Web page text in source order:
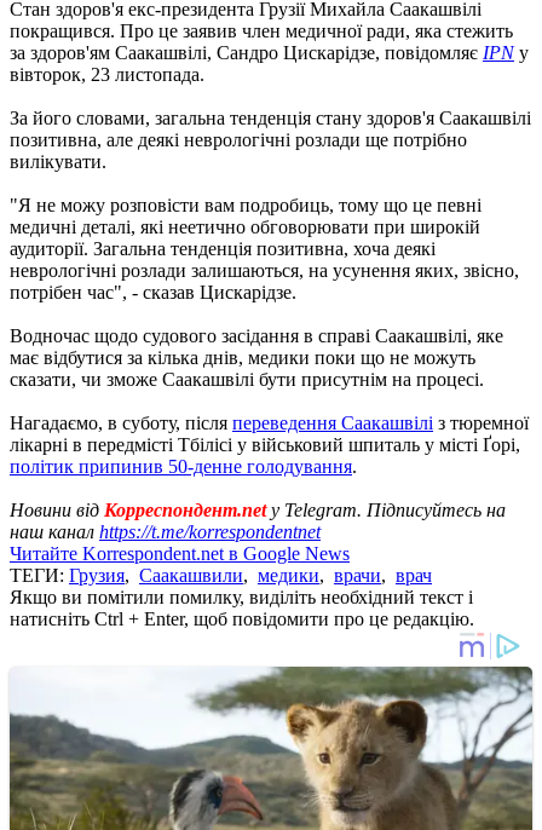
Стан здоров'я екс-президента Грузії Михайла Саакашвілі
покращився. Про це заявив член медичної ради, яка стежить
за здоров'ям Саакашвілі, Сандро Цискарідзе, повідомляє IPNу
вівторок, 23 листопада.
За його словами, загальна тенденція стану здоров'я Саакашвілі
позитивна, але деякі неврологічні розлади ще потрібно
вилікувати.
"Я не можу розповісти вам подробиць, тому що це певні
медичні деталі, які неетично обговорювати при широкій
аудиторії. Загальна тенденція позитивна, хоча деякі
неврологічні розлади залишаються, на усунення яких, звісно, ​​
потрібен час", - сказав Цискарідзе.
Водночас щодо судового засідання в справі Саакашвілі, яке
має відбутися за кілька днів, медики поки що не можуть
сказати, чи зможе Саакашвілі бути присутнім на процесі.
Нагадаємо, в суботу, після переведення Саакашвілі з тюремної
лікарні в передмісті Тбілісі у військовий шпиталь у місті Ґорі,
політик припинив 50-денне голодування.
Новини від Корреспондент.netу Telegram. Підписуйтесь на
наш канал https://t.me/korrespondentnet
Читайте Korrespondent.net в Google News
ТЕГИ: Грузия, Саакашвили, медики, врачи, врач
Якщо ви помітили помилку, виділіть необхідний текст і
натисніть Ctrl + Enter, щоб повідомити про це редакцію.